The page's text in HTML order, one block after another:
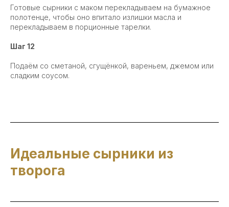
Готовые сырники с маком перекладываем на бумажное
полотенце, чтобы оно впитало излишки масла и
перекладываем в порционные тарелки.
Шаг 12
Подаём со сметаной, сгущёнкой, вареньем, джемом или
сладким соусом.
Идеальные сырники из
творога